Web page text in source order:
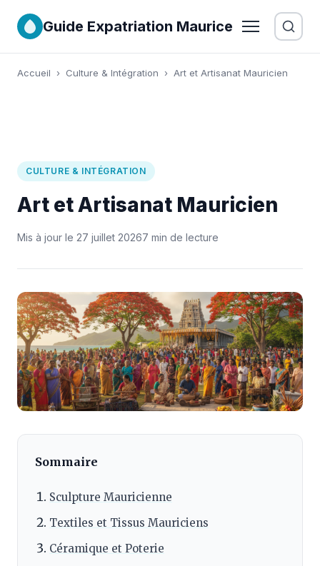
Guide Expatriation Maurice
Accueil › Culture & Intégration › Art et Artisanat Mauricien
CULTURE & INTÉGRATION
Art et Artisanat Mauricien
Mis à jour le 27 juillet 20267 min de lecture
Sommaire
Sculpture Mauricienne
Textiles et Tissus Mauriciens
Céramique et Poterie